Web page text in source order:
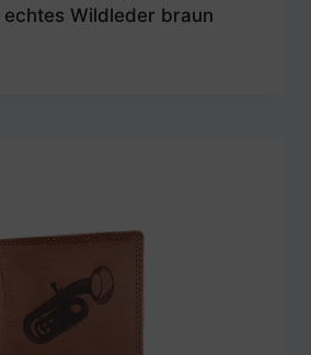
Wildleder braun